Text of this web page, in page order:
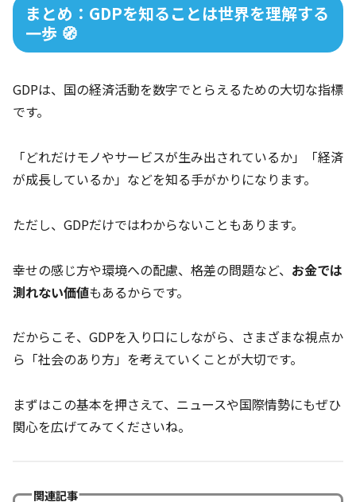
まとめ：GDPを知ることは世界を理解する
一歩 🧭
GDPは、国の経済活動を数字でとらえるための大切な指標
です。
「どれだけモノやサービスが生み出されているか」「経済
が成長しているか」などを知る手がかりになります。
ただし、GDPだけではわからないこともあります。
幸せの感じ方や環境への配慮、格差の問題など、 お金では
測れない価値もあるからです。
だからこそ、GDPを入り口にしながら、さまざまな視点か
ら「社会のあり方」を考えていくことが大切です。
まずはこの基本を押さえて、ニュースや国際情勢にもぜひ
関心を広げてみてくださいね。
関連記事